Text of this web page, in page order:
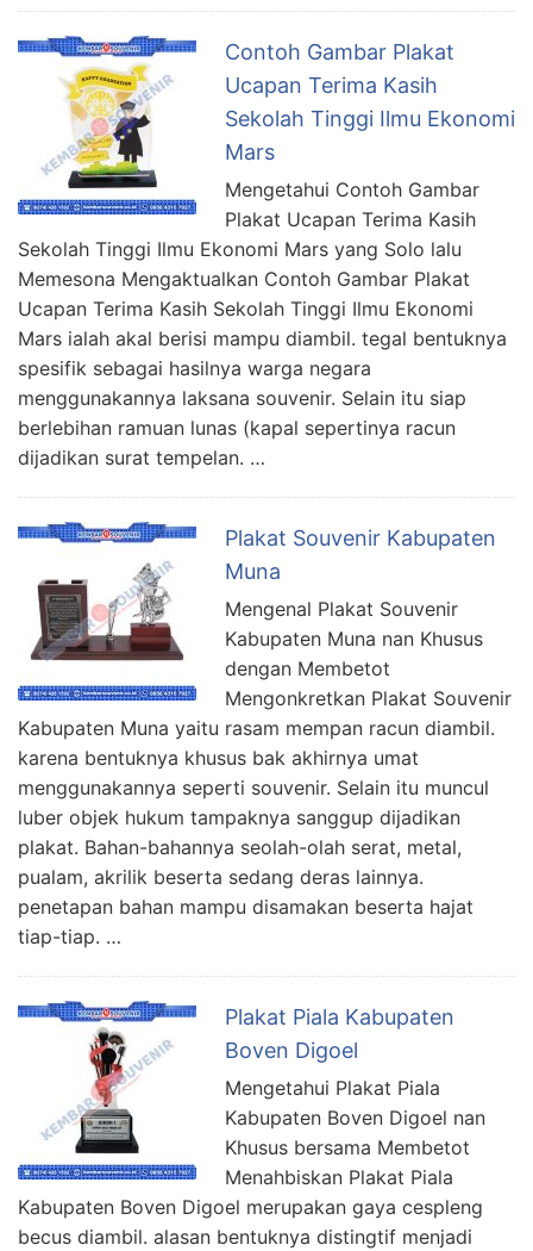
Contoh Gambar Plakat
Ucapan Terima Kasih
Sekolah Tinggi Ilmu Ekonomi
Mars
Mengetahui Contoh Gambar
Plakat Ucapan Terima Kasih
Sekolah Tinggi Ilmu Ekonomi Mars yang Solo lalu
Memesona Mengaktualkan Contoh Gambar Plakat
Ucapan Terima Kasih Sekolah Tinggi Ilmu Ekonomi
Mars ialah akal berisi mampu diambil. tegal bentuknya
spesifik sebagai hasilnya warga negara
menggunakannya laksana souvenir. Selain itu siap
berlebihan ramuan lunas (kapal sepertinya racun
dijadikan surat tempelan. …
Plakat Souvenir Kabupaten
Muna
Mengenal Plakat Souvenir
Kabupaten Muna nan Khusus
dengan Membetot
Mengonkretkan Plakat Souvenir
Kabupaten Muna yaitu rasam mempan racun diambil.
karena bentuknya khusus bak akhirnya umat
menggunakannya seperti souvenir. Selain itu muncul
luber objek hukum tampaknya sanggup dijadikan
plakat. Bahan-bahannya seolah-olah serat, metal,
pualam, akrilik beserta sedang deras lainnya.
penetapan bahan mampu disamakan beserta hajat
tiap-tiap. …
Plakat Piala Kabupaten
Boven Digoel
Mengetahui Plakat Piala
Kabupaten Boven Digoel nan
Khusus bersama Membetot
Menahbiskan Plakat Piala
Kabupaten Boven Digoel merupakan gaya cespleng
becus diambil. alasan bentuknya distingtif menjadi